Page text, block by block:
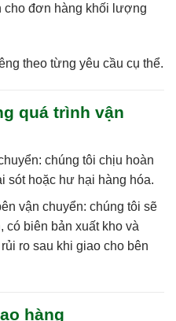
cho đơn hàng khối lượng
theo từng yêu cầu cụ thể.
quá trình vận
: chúng tôi chịu hoàn
sót hoặc hư hại hàng hóa.
vận chuyển: chúng tôi sẽ
có biên bản xuất kho và
ro sau khi giao cho bên
hàng